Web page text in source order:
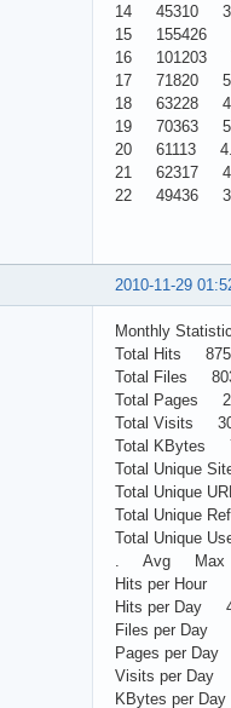
14 45310
15 155426
16 101203
17 71820
18 63228
19 70363
20 61113
21 62317
22 49436
2010-11-29
Monthly
Total Hits
Total Files
Total Pages
Total Visits
Total KBytes
Total Unique
Total Unique
Total Unique
Total Unique
. Avg Max
Hits per Hour
Hits per Day
Files per
Pages per
Visits per
KBytes per